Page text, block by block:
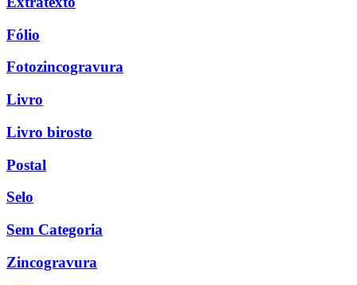
Fólio
Fotozincogravura
Livro
Livro birosto
Postal
Selo
Sem Categoria
Zincogravura